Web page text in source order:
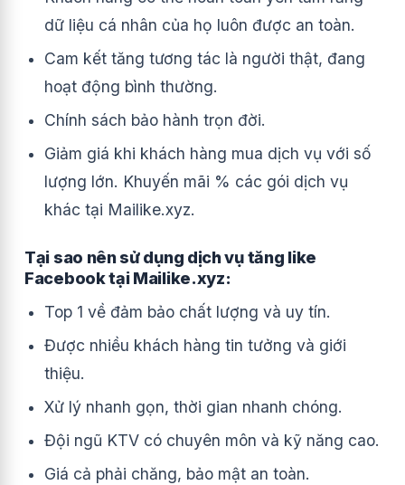
dữ liệu cá nhân của họ luôn được an toàn.
Cam kết tăng tương tác là người thật, đang
hoạt động bình thường.
Chính sách bảo hành trọn đời.
Giảm giá khi khách hàng mua dịch vụ với số
lượng lớn. Khuyến mãi % các gói dịch vụ
khác tại Mailike.xyz.
Tại sao nên sử dụng dịch vụ tăng like
Facebook tại Mailike.xyz:
Top 1 về đảm bảo chất lượng và uy tín.
Được nhiều khách hàng tin tưởng và giới
thiệu.
Xử lý nhanh gọn, thời gian nhanh chóng.
Đội ngũ KTV có chuyên môn và kỹ năng cao.
Giá cả phải chăng, bảo mật an toàn.